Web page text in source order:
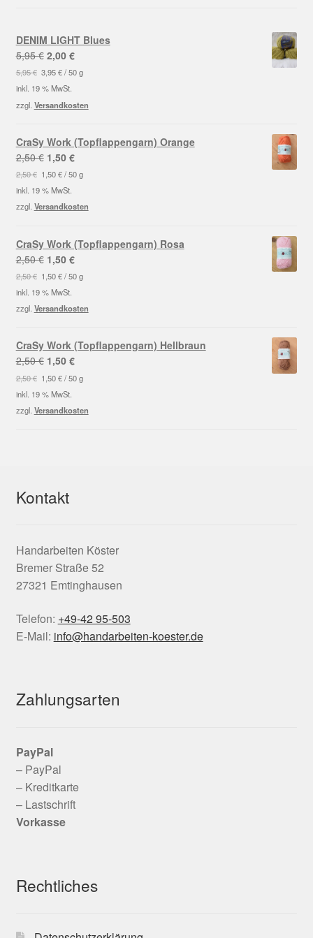
DENIM LIGHT Blues
5,95€ Ursprünglicher
Preis
war:
5,95 €
2,00 €Aktueller
Preis
2,00 €.
5,95€ 3,95€/50 g
inkl. 19 % MwSt.
zzgl. Versandkosten
CraSy Work (Topflappengarn) Orange
2,50€ Ursprünglicher
Preis
war:
2,50 €
1,50 €Aktueller
Preis
1,50 €.
2,50€ 1,50€/50 g
inkl. 19 % MwSt.
zzgl. Versandkosten
CraSy Work (Topflappengarn) Rosa
2,50€ Ursprünglicher
Preis
war:
2,50 €
1,50 €Aktueller
Preis
1,50 €.
2,50€ 1,50€/50 g
inkl. 19 % MwSt.
zzgl. Versandkosten
CraSy Work (Topflappengarn) Hellbraun
2,50€ Ursprünglicher
Preis
war:
2,50 €
1,50 €Aktueller
Preis
1,50 €.
2,50€ 1,50€/50 g
inkl. 19 % MwSt.
zzgl. Versandkosten
Kontakt
Handarbeiten Köster
Bremer Straße 52
27321 Emtinghausen
Telefon: +49-42 95-503
E-Mail: info@handarbeiten-koester.de
Zahlungsarten
PayPal
– PayPal
– Kreditkarte
– Lastschrift
Vorkasse
Rechtliches